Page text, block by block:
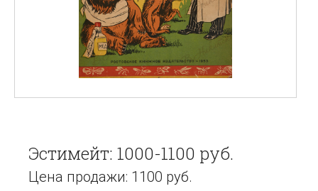
Эстимейт: 1000-1100 руб.
Цена продажи: 1100 руб.